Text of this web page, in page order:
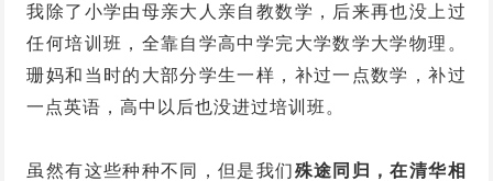
我除了小学由母亲大人亲自教数学，后来再也没上过
任何培训班，全靠自学高中学完大学数学大学物理。
珊妈和当时的大部分学生一样，补过一点数学，补过
一点英语，高中以后也没进过培训班。
虽然有这些种种不同，但是我们殊途同归，在清华相